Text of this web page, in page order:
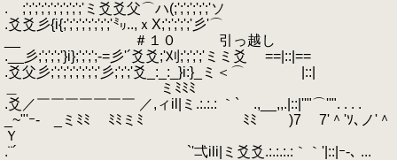
. ;';';';';';';';';';'ミ爻爻父⌒ハ(;';';';';';'ソ
.爻爻彡{i{;';';';';';';';'㍉..,ｘX;';';';';'彡'⌒
__ ＃１０ 引っ越し
.__彡;';';';'}i};';';';-=彡'´爻爻;'刈;';';';'ミミ爻 ==|::|==
.爻父彡;';';';';';';';'彡;';';'爻_:_:_}i:}_ミ＜⌒ |::|
＿ ミﾐﾐﾐ
.爻／￣￣￣￣￣￣￣ ／,ィil|ミ.:.:.: ｀` .,__,,.|::|''"⌒''". . . .
_~"'ｰ- _ミﾐﾐ ﾐﾐミﾐ ﾐﾐ )7 7'＾'ｿ､ノ'＾
Ｙ
.¨´ `'弌ili|ミ爻爻.:.:.:.:｀｀'|::|ｰ-､ ...